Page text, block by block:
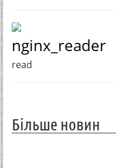
nginx_reader
read
Більше новин